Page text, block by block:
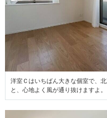
洋室Ｃはいちばん大きな個室で、
と、心地よく風が通り抜けますよ。